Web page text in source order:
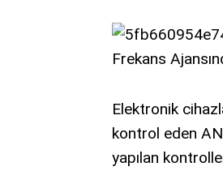
Frekans
Elektronik
kontrol eden
yapılan